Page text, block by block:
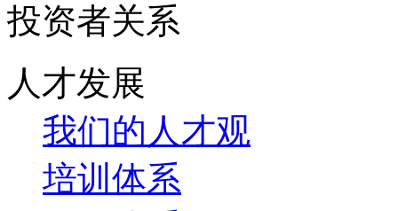
投资者关系
人才发展
我们的人才观
培训体系